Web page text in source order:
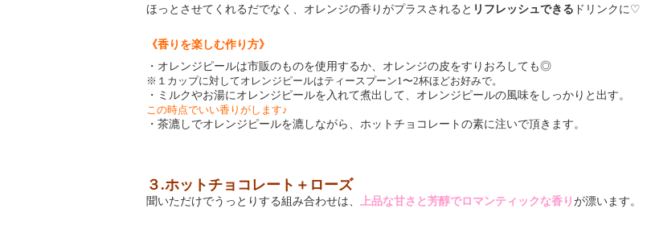
ほっとさせてくれるだでなく、オレンジの香りがプラスされると リフレッシュできる ドリンクに ♡
《香りを楽しむ作り方》
・オレンジピールは市販のものを使用するか、オレンジの皮をすりおろしても◎
※１カップに対してオレンジピールはティースプーン1〜2杯ほどお好みで。
・ミルクやお湯にオレンジピールを入れて煮出して、オレンジピールの風味をしっかりと出す。
この時点でいい香りがします♪
・茶漉しでオレンジピールを漉しながら、ホットチョコレートの素に注いで頂きます。
３.ホットチョコレート＋ローズ
聞いただけでうっとりする組み合わせは、 上品な甘さと芳醇でロマンティックな香りが漂います。